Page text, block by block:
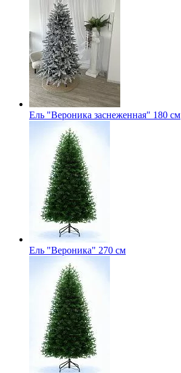
Ель "Вероника заснеженная" 180 см
Ель "Вероника" 270 см